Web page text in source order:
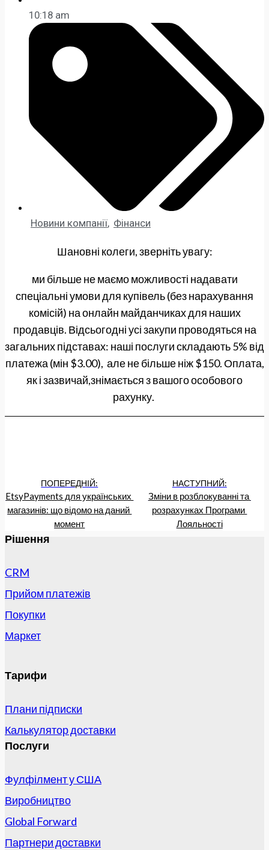
10:18 am
Новини компанії, Фінанси
Шановні колеги, зверніть увагу:
ми більше не маємо можливості надавати
спеціальні умови для купівель (без нарахування
комісій) на онлайн майданчиках для наших
продавців. Відсьогодні усі закупи проводяться на
загальних підставах: наші послуги складають 5% від
платежа (мін $3.00), але не більше ніж $150. Оплата,
як і зазвичай,знімається з вашого особового
рахунку.
ПОПЕРЕДНІЙ:
EtsyPayments для українських
магазинів: що відомо на даний
момент
НАСТУПНИЙ:
Зміни в розблокуванні та
розрахунках Програми
Лояльності
Рішення
CRM
Прийом платежів
Покупки
Маркет
Тарифи
Плани підписки
Калькулятор доставки
Послуги
Фулфілмент у США
Виробництво
Global Forward
Партнери доставки